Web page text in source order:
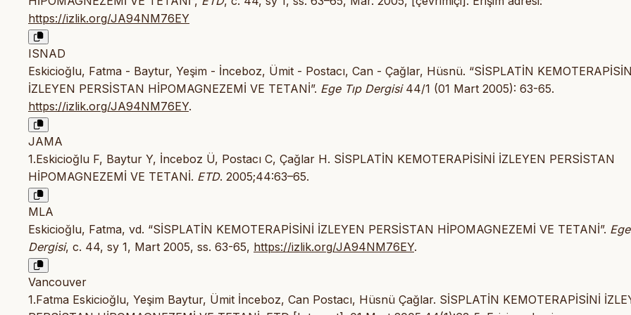
https://izlik.org/JA94NM76EY
ISNAD
Eskicioğlu, Fatma - Baytur, Yeşim - İnceboz, Ümit - Postacı, Can - Çağlar, Hüsnü. “SİSPLATİN
İZLEYEN PERSİSTAN HİPOMAGNEZEMİ VE TETANİ”. Ege Tıp Dergisi44/1 (01 Mart 2005): 63-65.
https://izlik.org/JA94NM76EY.
JAMA
1.Eskicioğlu F, Baytur Y, İnceboz Ü, Postacı C, Çağlar H. SİSPLATİN KEMOTERAPİSİNİ İZLEYEN PERSİSTAN
HİPOMAGNEZEMİ VE TETANİ. ETD. 2005;44:63–65.
MLA
Eskicioğlu, Fatma, vd. “SİSPLATİN KEMOTERAPİSİNİ İZLEYEN PERSİSTAN HİPOMAGNEZEMİ VE TETANİ”.
Dergisi, c. 44, sy 1, Mart 2005, ss. 63-65, https://izlik.org/JA94NM76EY.
Vancouver
1.Fatma Eskicioğlu, Yeşim Baytur, Ümit İnceboz, Can Postacı, Hüsnü Çağlar. SİSPLATİN KEMOTERAPİSİNİ